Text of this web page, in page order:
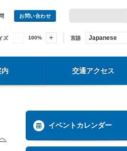
お問い合わせ
ズ 100% 言語 Japanese
内 交通アクセス
イベントカレンダー